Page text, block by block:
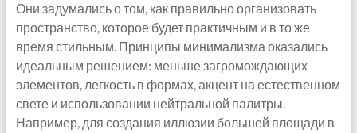
Они задумались о том, как правильно организовать
пространство, которое будет практичным и в то же
время стильным. Принципы минимализма оказались
идеальным решением: меньше загромождающих
элементов, легкость в формах, акцент на естественном
свете и использовании нейтральной палитры.
Например, для создания иллюзии большей площади в